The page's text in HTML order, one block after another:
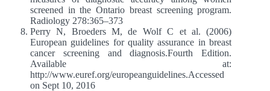
screened in the Ontario breast screening program.
Radiology 278:365–373
Perry N, Broeders M, de Wolf C et al. (2006)
European guidelines for quality assurance in breast
cancer screening and diagnosis.Fourth Edition.
Available at:
http://www.euref.org/europeanguidelines.Accessed
on Sept 10, 2016